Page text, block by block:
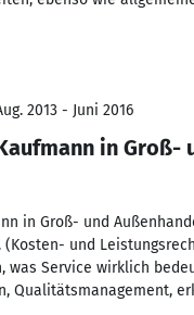
2013 - Juni 2016
in Groß-
in Groß- und
und
was Service wirklich
Qualitätsmanagement,